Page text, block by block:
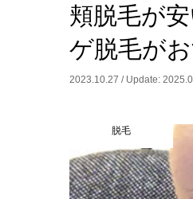
頬脱毛が
ゲ脱毛が
2023.10.27 / Update:
脱毛